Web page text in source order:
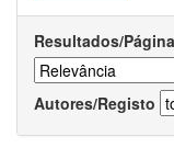
Resultados/Página
Autores/Registo